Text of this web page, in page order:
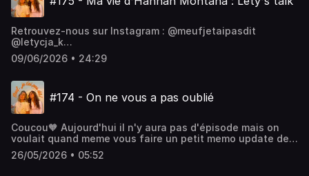
: @meufjetaipasdit @letycja_k
:
@NataliaOliviaPtkhttps://www.youtube.com/
Retrouvez-nous sur Instagram : @meufjetaipasdit
@letycja_k
@natalia.ptkhttps://www.instagram.com/
: @meufjetaipasdit @letycja_k
:
@NataliaOliviaPtkhttps://www.youtube.com/
09/06/2026 • 24:29
#174 - On ne vous a pas oublié
Coucou🧡 Aujourd'hui il n'y aura pas d'épisode mais on
voulait quand meme vous faire un petit memo update de
notre weekend de folie à Barcelone! Bisous Retrouvez-
nous sur Instagram : @meufjetaipasdit @letycja_k
26/05/2026 • 05:52